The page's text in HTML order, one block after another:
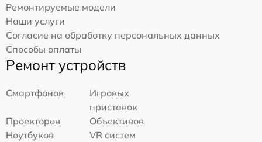
Ремонтируемые модели
Наши услуги
Согласие на обработку персональных данных
Способы оплаты
Ремонт устройств
Смартфонов
Игровых
приставок
Проекторов
Объективов
Ноутбуков
VR систем